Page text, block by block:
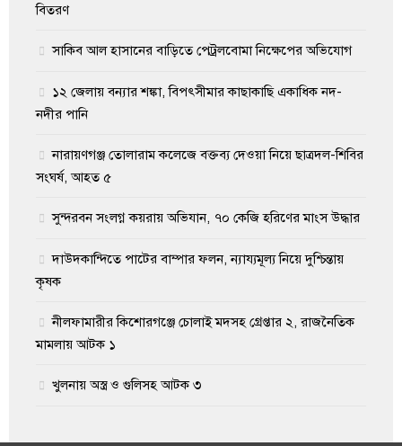
বিতরণ
সাকিব আল হাসানের বাড়িতে পেট্রলবোমা নিক্ষেপের অভিযোগ
১২ জেলায় বন্যার শঙ্কা, বিপৎসীমার কাছাকাছি একাধিক নদ-
নদীর পানি
নারায়ণগঞ্জ তোলারাম কলেজে বক্তব্য দেওয়া নিয়ে ছাত্রদল-শিবির
সংঘর্ষ, আহত ৫
সুন্দরবন সংলগ্ন কয়রায় অভিযান, ৭০ কেজি হরিণের মাংস উদ্ধার
দাউদকান্দিতে পাটের বাম্পার ফলন, ন্যায্যমূল্য নিয়ে দুশ্চিন্তায়
কৃষক
নীলফামারীর কিশোরগঞ্জে চোলাই মদসহ গ্রেপ্তার ২, রাজনৈতিক
মামলায় আটক ১
খুলনায় অস্ত্র ও গুলিসহ আটক ৩